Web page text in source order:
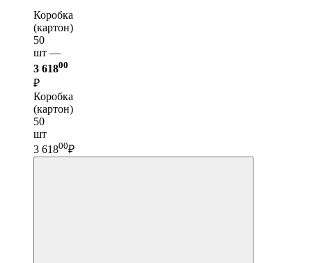
Коробка
(картон)
50
шт —
3 61800
₽
Коробка
(картон)
50
шт
3 61800₽